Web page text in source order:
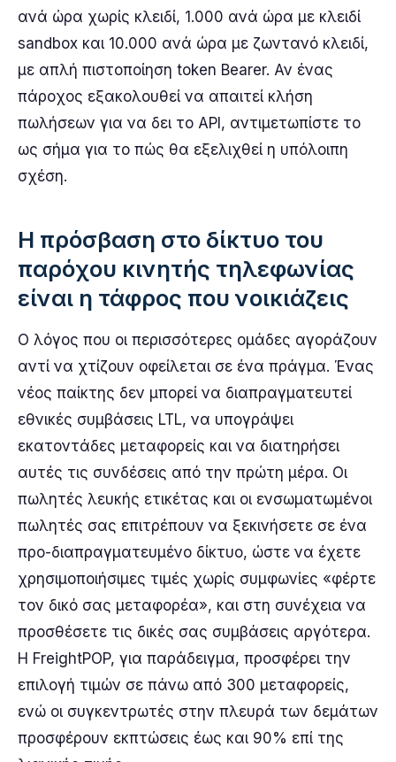
ανά ώρα χωρίς κλειδί, 1.000 ανά ώρα με κλειδί
sandbox και 10.000 ανά ώρα με ζωντανό κλειδί,
με απλή πιστοποίηση token Bearer. Αν ένας
πάροχος εξακολουθεί να απαιτεί κλήση
πωλήσεων για να δει το API, αντιμετωπίστε το
ως σήμα για το πώς θα εξελιχθεί η υπόλοιπη
σχέση.
Η πρόσβαση στο δίκτυο του
παρόχου κινητής τηλεφωνίας
είναι η τάφρος που νοικιάζεις
Ο λόγος που οι περισσότερες ομάδες αγοράζουν
αντί να χτίζουν οφείλεται σε ένα πράγμα. Ένας
νέος παίκτης δεν μπορεί να διαπραγματευτεί
εθνικές συμβάσεις LTL, να υπογράψει
εκατοντάδες μεταφορείς και να διατηρήσει
αυτές τις συνδέσεις από την πρώτη μέρα. Οι
πωλητές λευκής ετικέτας και οι ενσωματωμένοι
πωλητές σας επιτρέπουν να ξεκινήσετε σε ένα
προ-διαπραγματευμένο δίκτυο, ώστε να έχετε
χρησιμοποιήσιμες τιμές χωρίς συμφωνίες «φέρτε
τον δικό σας μεταφορέα», και στη συνέχεια να
προσθέσετε τις δικές σας συμβάσεις αργότερα.
Η FreightPOP, για παράδειγμα, προσφέρει την
επιλογή τιμών σε πάνω από 300 μεταφορείς,
ενώ οι συγκεντρωτές στην πλευρά των δεμάτων
προσφέρουν εκπτώσεις έως και 90% επί της